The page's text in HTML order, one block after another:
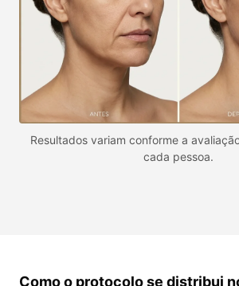
Resultados variam conforme a
cada pessoa.
Como o protocolo se distribui